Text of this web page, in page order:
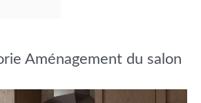
Aménagement du salon